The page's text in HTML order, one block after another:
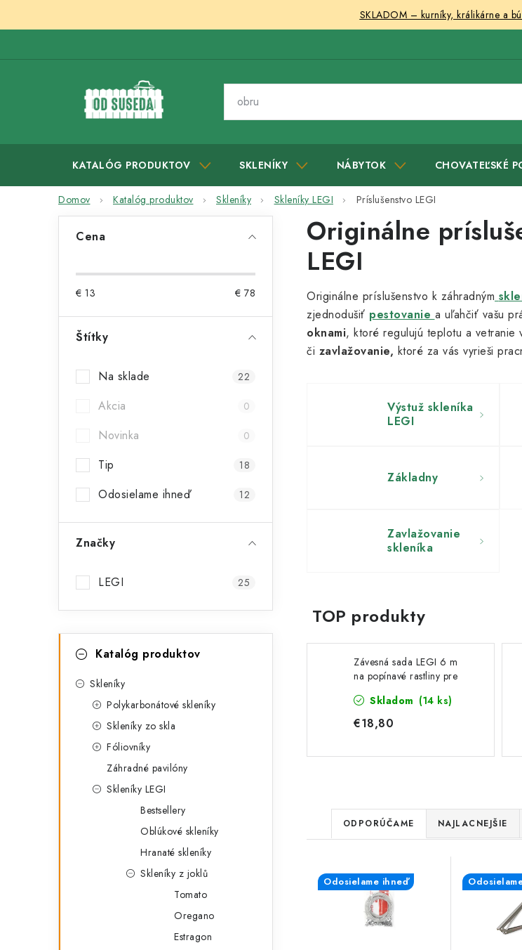
SKLADOM – kurníky, králikárne a
KATALÓG PRODUKTOV SKLENÍKY NÁBYTOK CHOVATEĽSKÉ
Domov Katalóg produktov Skleníky Skleníky LEGI Príslušenstvo LEGI
n
Cena
€ 13 € 78
Štítky
Na sklade 22
Akcia 0
Novinka 0
Tip 18
Odosielame ihneď 12
Značky
LEGI 25
kategórieKatalóg produktov
Skleníky
Polykarbonátové skleníky
Skleníky zo skla
Fóliovníky
Záhradné pavilóny
Skleníky LEGI
Bestsellery
Oblúkové skleníky
Hranaté skleníky
Skleníky z joklů
Tomato
Oregano
Estragon
Originálne
LEGI
Originálne príslušenstvo k záhradným
zjednodušiť pestovanie a uľahčiť vašu
oknami, ktoré regulujú teplotu a vetranie
či zavlažovanie, ktoré za vás vyrieši
Výstuž skleníka
LEGI
Základny
Zavlažovanie
skleníka
Závesná sada LEGI 6 m
na popínavé rastliny pre
Skladom (14 ks)
€18,80
R
a
d
e
ODPORÚČAME NAJLACNEJŠIE
VOdosielame ihneď